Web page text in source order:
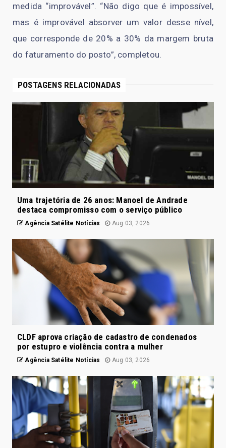
medida “improvável”. “Não digo que é impossível,
mas é improvável absorver um valor desse nível,
que corresponde de 20% a 30% da margem bruta
do faturamento do posto”, completou.
POSTAGENS RELACIONADAS
Uma trajetória de 26 anos: Manoel de Andrade
destaca compromisso com o serviço público
Agência Satélite Notícias Aug 03, 2026
CLDF aprova criação de cadastro de condenados
por estupro e violência contra a mulher
Agência Satélite Notícias Aug 03, 2026